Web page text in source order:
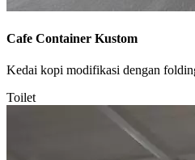
Cafe Container Kustom
Kedai kopi modifikasi dengan
Toilet